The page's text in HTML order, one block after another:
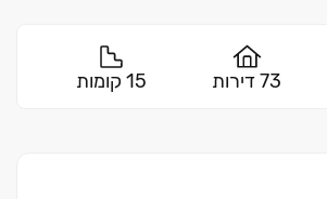
73 דירות 15 קומות